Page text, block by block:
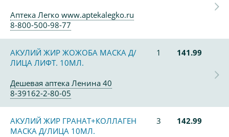
Аптека Легко www.aptekalegko.ru
8-800-500-98-77
АКУЛИЙ ЖИР ЖОЖОБА МАСКА Д/
ЛИЦА ЛИФТ. 10МЛ.
1 141.99
Дешевая аптека Ленина 40
8-39162-2-80-05
АКУЛИЙ ЖИР ГРАНАТ+КОЛЛАГЕН
МАСКА Д/ЛИЦА 10МЛ.
3 142.99